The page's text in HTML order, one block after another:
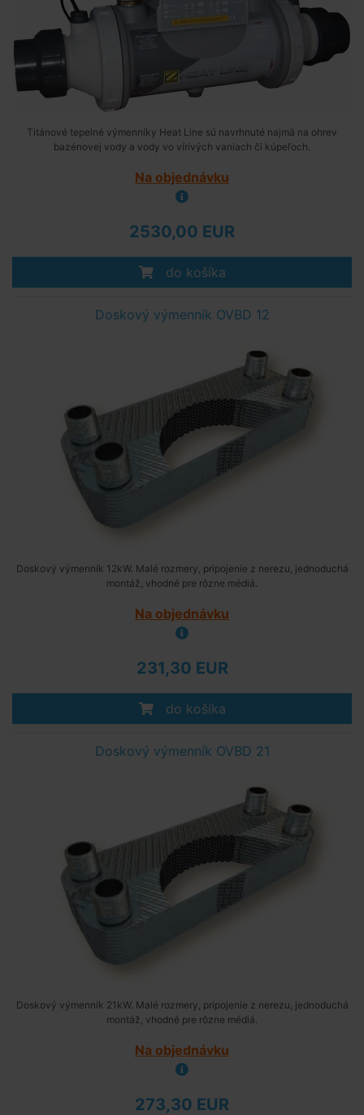
Titánové tepelné výmenníky Heat Line sú navrhnuté najmä na ohrev
bazénovej vody a vody vo vírivých vaniach či kúpeľoch.
Na objednávku
2530,00 EUR
do košíka
Doskový výmenník OVBD 12
Doskový výmenník 12kW. Malé rozmery, pripojenie z nerezu, jednoduchá
montáž, vhodné pre rôzne médiá.
Na objednávku
231,30 EUR
do košíka
Doskový výmenník OVBD 21
Doskový výmenník 21kW. Malé rozmery, pripojenie z nerezu, jednoduchá
montáž, vhodné pre rôzne médiá.
Na objednávku
273,30 EUR